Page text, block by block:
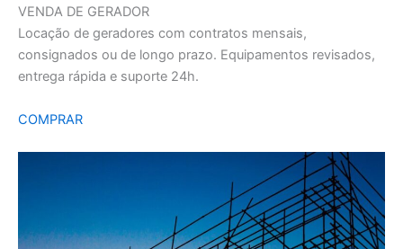
VENDA DE GERADOR
Locação de geradores com contratos mensais,
consignados ou de longo prazo. Equipamentos revisados,
entrega rápida e suporte 24h.
COMPRAR